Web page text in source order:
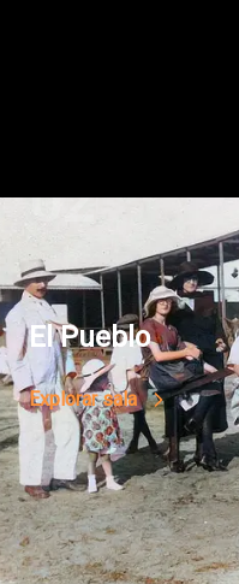
02
El Pueblo
Explorar sala